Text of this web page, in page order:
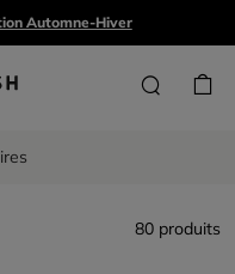
Automne-Hiver
80 produits